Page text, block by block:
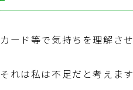
カード等で気持ちを理解さ
それは私は不足だと考えます